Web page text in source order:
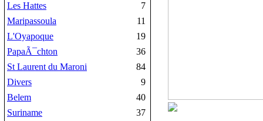
Les Hattes
7
Maripassoula
11
L'Oyapoque
19
PapaÃ¯chton
36
St Laurent du Maroni
84
Divers
9
Belem
40
Suriname
37